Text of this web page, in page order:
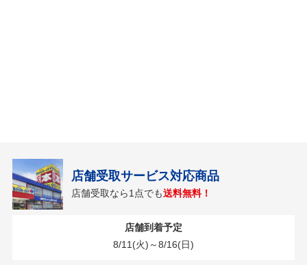
店舗受取サービス対応商品
店舗受取なら1点でも送料無料！
店舗到着予定
8/11(火)～8/16(日)